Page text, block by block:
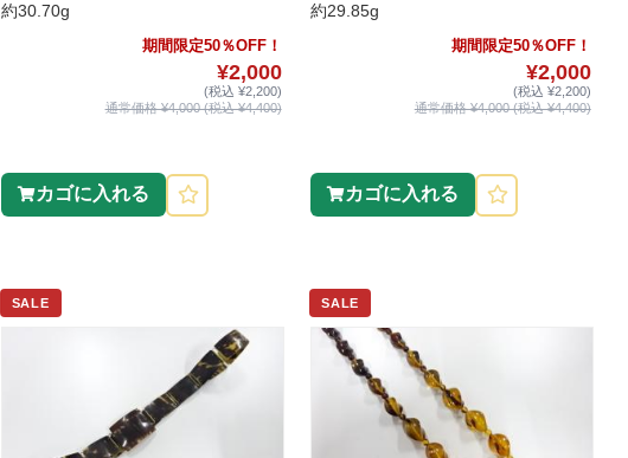
約30.70g
期間限定50％OFF！
¥2,000
(税込 ¥2,200)
通常価格 ¥4,000 (税込 ¥4,400)
カゴに入れる
約29.85g
期間限定50％OFF！
¥2,000
(税込 ¥2,200)
通常価格 ¥4,000 (税込 ¥4,400)
カゴに入れる
SALE SALE